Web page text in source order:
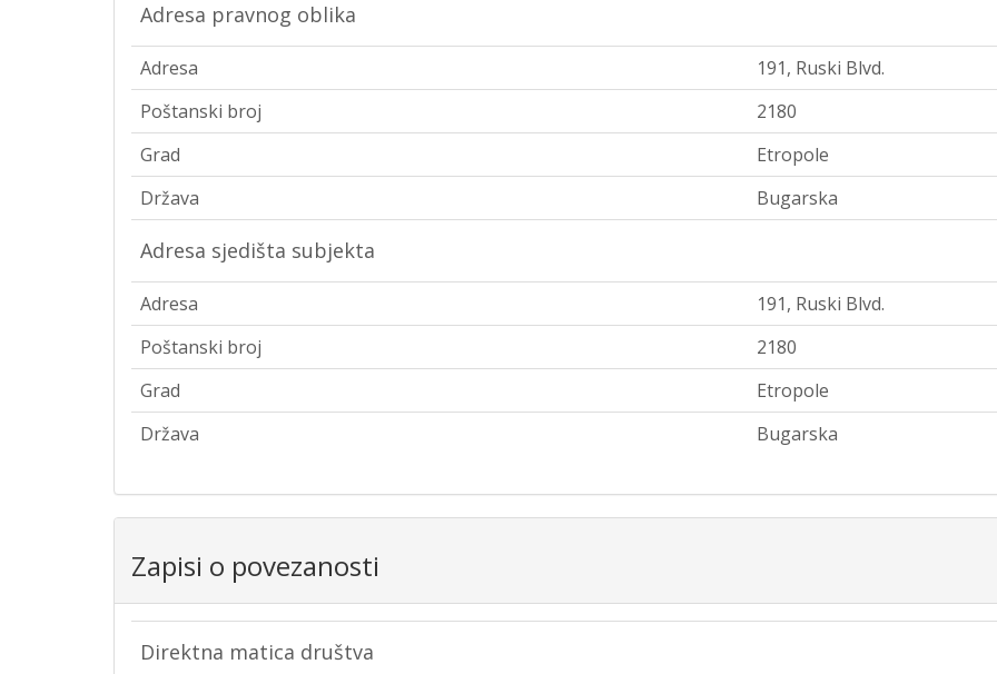
Adresa pravnog oblika
Adresa
191, Ruski Blvd.
Poštanski broj
2180
Grad
Etropole
Država
Bugarska
Adresa sjedišta subjekta
Adresa
191, Ruski Blvd.
Poštanski broj
2180
Grad
Etropole
Država
Bugarska
Zapisi o povezanosti
Direktna matica društva